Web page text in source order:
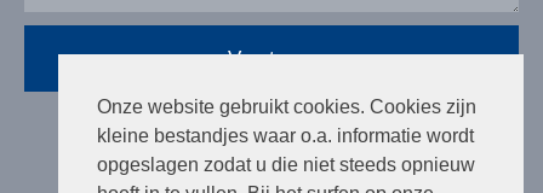
Onze website gebruikt cookies. Cookies zijn
kleine bestandjes waar o.a. informatie wordt
opgeslagen zodat u die niet steeds opnieuw
Versturen